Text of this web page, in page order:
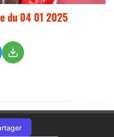
du 04 01 2025